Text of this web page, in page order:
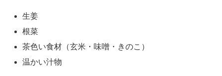
生姜
根菜
茶色い食材（玄米・味噌・きのこ）
温かい汁物